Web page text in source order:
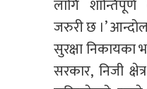
लागि
जरुरी छ ।’
सुरक्षा निकायका
सरकार, निजी